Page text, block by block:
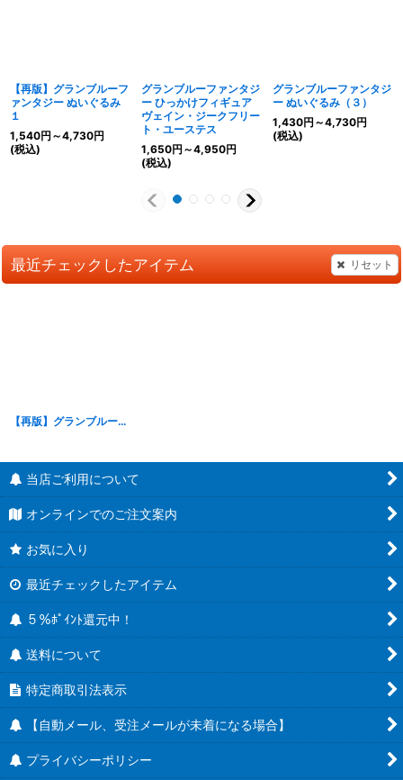
【再版】グランブルーフ
ァンタジー ぬいぐるみ
１
1,540円 ～4,730円
(税込)
グランブルーファンタジ
ー ひっかけフィギュア
ヴェイン・ジークフリー
ト・ユーステス
1,650円 ～4,950円
(税込)
グランブルーファンタジ
ー ぬいぐるみ（３）
1,430円 ～4,730円
(税込)
最近チェックしたアイテム リセット
【再版】グランブルーファンタジー ひっかけフィギュア サンダルフォン・ルシフェル・ベリアル
当店ご利用について
オンラインでのご注文案内
お気に入り
最近チェックしたアイテム
５％ﾎﾟｲﾝﾄ還元中！
送料について
特定商取引法表示
【自動メール、受注メールが未着になる場合】
プライバシーポリシー